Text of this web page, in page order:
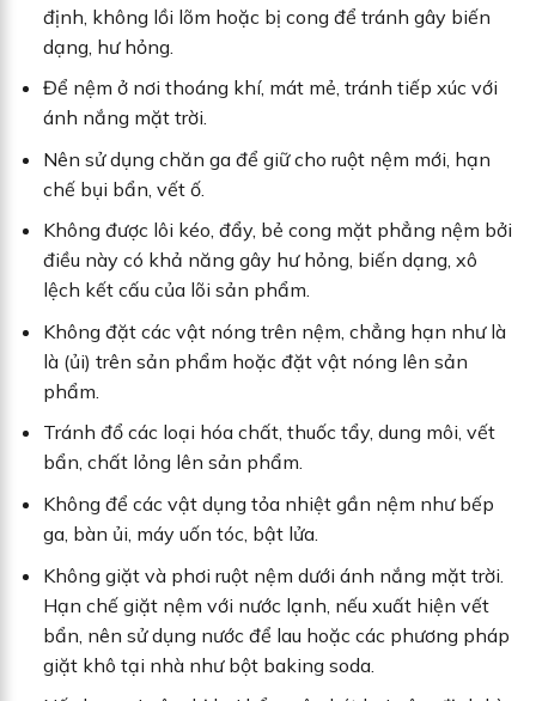
định, không lồi lõm hoặc bị cong để tránh gây biến
dạng, hư hỏng.
Để nệm ở nơi thoáng khí, mát mẻ, tránh tiếp xúc với
ánh nắng mặt trời.
Nên sử dụng chăn ga để giữ cho ruột nệm mới, hạn
chế bụi bẩn, vết ố.
Không được lôi kéo, đẩy, bẻ cong mặt phẳng nệm bởi
điều này có khả năng gây hư hỏng, biến dạng, xô
lệch kết cấu của lõi sản phẩm.
Không đặt các vật nóng trên nệm, chẳng hạn như là
là (ủi) trên sản phẩm hoặc đặt vật nóng lên sản
phẩm.
Tránh đổ các loại hóa chất, thuốc tẩy, dung môi, vết
bẩn, chất lỏng lên sản phẩm.
Không để các vật dụng tỏa nhiệt gần nệm như bếp
ga, bàn ủi, máy uốn tóc, bật lửa.
Không giặt và phơi ruột nệm dưới ánh nắng mặt trời.
Hạn chế giặt nệm với nước lạnh, nếu xuất hiện vết
bẩn, nên sử dụng nước để lau hoặc các phương pháp
giặt khô tại nhà như bột baking soda.